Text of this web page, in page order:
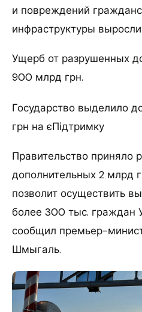
и повреждений
инфраструктуры
Ущерб от разрушенных
900 млрд грн.
Государство выделило
грн на єПідтримку
Правительство приняло
дополнительных 2 млрд
позволит осуществить
более 300 тыс. граждан
сообщил премьер-
Шмыгаль.